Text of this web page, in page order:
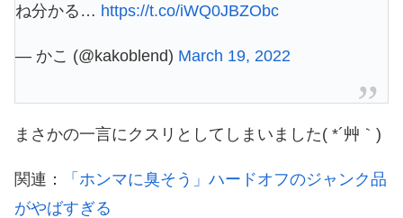
ね分かる… https://t.co/iWQ0JBZObc
— かこ (@kakoblend) March 19, 2022
まさかの一言にクスリとしてしまいました( *´艸｀)
関連：
「ホンマに臭そう」ハードオフのジャンク品
がやばすぎる